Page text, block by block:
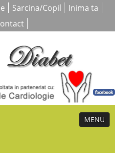
Sarcina/Copil
Inima ta
MENU